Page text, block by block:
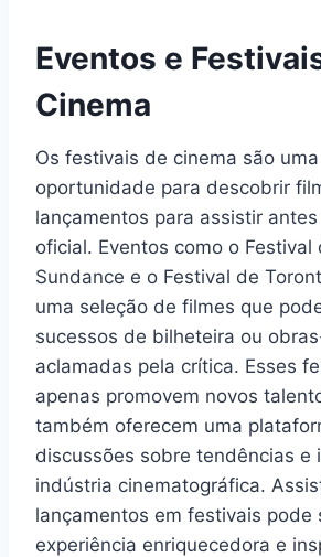
Eventos e
Cinema
Os festivais de cinema são
oportunidade para descobrir
lançamentos para assistir
oficial. Eventos como o Festival
Sundance e o Festival de
uma seleção de filmes que
sucessos de bilheteira ou
aclamadas pela crítica. Esses
apenas promovem novos
também oferecem uma
discussões sobre tendências e
indústria cinematográfica.
lançamentos em festivais pode
experiência enriquecedora e